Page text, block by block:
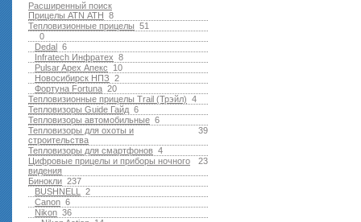
Расширенный поиск
8
Прицелы ATN АТН
51
Тепловизионные прицелы
0
6
Dedal
8
Infratech Инфратех
10
Pulsar Apex Апекс
2
Новосибирск НПЗ
20
Фортуна Fortuna
4
Тепловизионные прицелы Trail (Трэйл)
6
Тепловизоры Guide Гайд
6
Тепловизоры автомобильные
39
Тепловизоры для охоты и
строительства
4
Тепловизоры для смартфонов
23
Цифровые прицелы и приборы ночного
видения
237
Бинокли
2
BUSHNELL
6
Canon
36
Nikon